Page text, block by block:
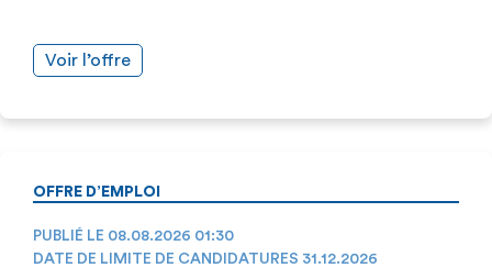
Voir l’offre
OFFRE D’EMPLOI
PUBLIÉ LE 08.08.2026 01:30
DATE DE LIMITE DE CANDIDATURES 31.12.2026